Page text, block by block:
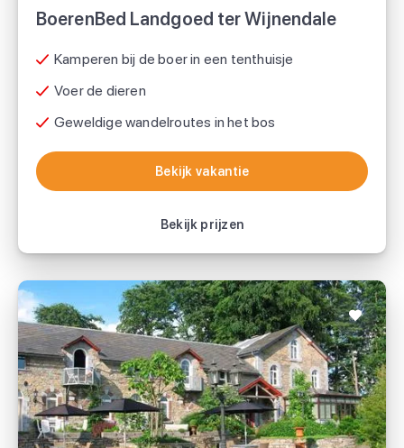
BoerenBed Landgoed ter Wijnendale
Kamperen bij de boer in een tenthuisje
Voer de dieren
Geweldige wandelroutes in het bos
Bekijk vakantie
Bekijk prijzen
Bekijk vakantie
Domaine De L'Alu